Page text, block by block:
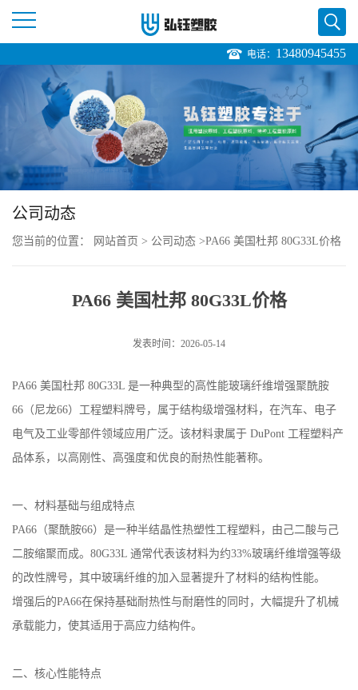
页
公
公
动
态
品
展
电话： 13480945455
公司动态
您当前的位置： 网站首页 > 公司动态 >PA66 美国杜邦 80G33L价格
PA66 美国杜邦 80G33L价格
发表时间：2026-05-14
PA66 美国杜邦 80G33L 是一种典型的高性能玻璃纤维增强聚酰胺
66（尼龙66）工程塑料牌号，属于结构级增强材料，在汽车、电子
电气及工业零部件领域应用广泛。该材料隶属于 DuPont 工程塑料产
品体系，以高刚性、高强度和优良的耐热性能著称。
一、材料基础与组成特点
PA66（聚酰胺66）是一种半结晶性热塑性工程塑料，由己二酸与己
二胺缩聚而成。80G33L 通常代表该材料为约33%玻璃纤维增强等级
的改性牌号，其中玻璃纤维的加入显著提升了材料的结构性能。
增强后的PA66在保持基础耐热性与耐磨性的同时，大幅提升了机械
承载能力，使其适用于高应力结构件。
二、核心性能特点